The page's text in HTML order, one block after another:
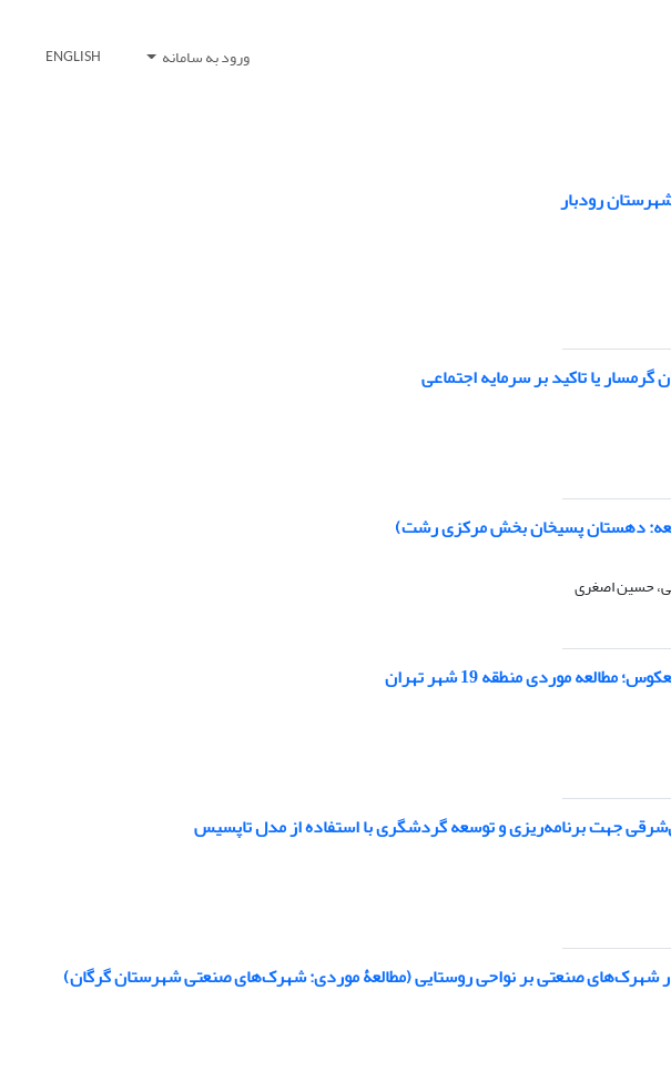
ورود به سامانه ENGLISH
رودبار
یا تاکید بر سرمایه اجتماعی
حسین اصغری
موردی منطقه 19 شهر تهران
جهت برنامه‌ریزی و توسعه گردشگری با استفاده از مدل تاپسیس
در شهرک‌های صنعتی بر نواحی روستایی (مطالعۀ موردی: شهرک‌های صنعتی شهرستان گرگان)